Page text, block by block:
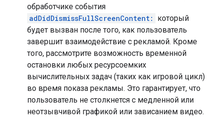
обработчике события
adDidDismissFullScreenContent:
который
будет вызван после того, как пользователь
завершит взаимодействие с рекламой. Кроме
того, рассмотрите возможность временной
остановки любых ресурсоемких
вычислительных задач (таких как игровой цикл)
во время показа рекламы. Это гарантирует, что
пользователь не столкнется с медленной или
неотзывчивой графикой или зависанием видео.